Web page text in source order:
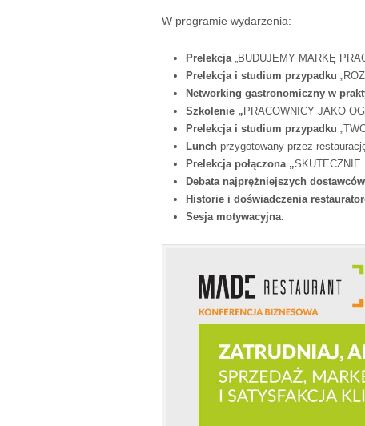
W programie wydarzenia:
Prelekcja
„BUDUJEMY MARKĘ
Prelekcja i studium przypadku
Networking gastronomiczny w
Szkolenie „ PRACOWNICY JAKO
Prelekcja i studium przypadku
Lunch przygotowany przez
Prelekcja połączona „SKUTECZNIE
Debata najprężniejszych
Historie i doświadczenia
Sesja motywacyjna.